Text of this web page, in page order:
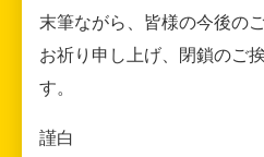
末筆ながら、皆様の今後の
お祈り申し上げ、閉鎖のご
す。
謹白